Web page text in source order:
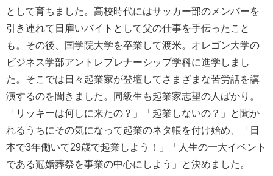
として育ちました。高校時代にはサッカー部のメンバーを
引き連れて日雇いバイトとして父の仕事を手伝ったこと
も。その後、国学院大学を卒業して渡米。オレゴン大学の
ビジネス学部アントレプレナーシップ学科に進学しまし
た。そこでは日々起業家が登壇してさまざまな苦労話を講
演するのを聞きました。同級生も起業家志望の人ばかり。
「リッキーは何しに来たの？」「起業しないの？」と聞か
れるうちにその気になって起業のネタ帳を付け始め、「日
本で3年働いて29歳で起業しよう！」「人生の一大イベント
である冠婚葬祭を事業の中心にしよう」と決めました。